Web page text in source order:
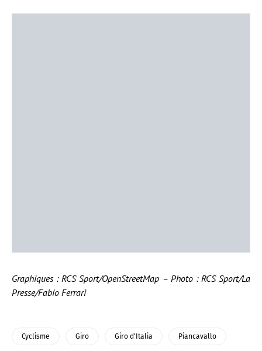
Graphiques : RCS Sport/OpenStreetMap – Photo : RCS Sport/La
Presse/Fabio Ferrari
Cyclisme Giro Giro d'Italia Piancavallo